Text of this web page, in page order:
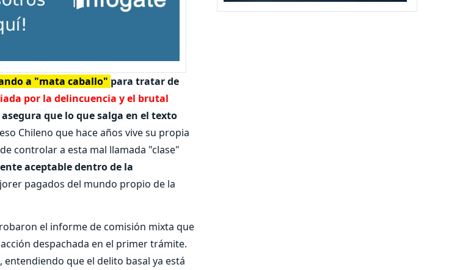
a "mata caballo" para tratar de
por la delincuencia y el brutal
que lo que salga en el texto
Chileno que hace años vive su propia
controlar a esta mal llamada "clase"
aceptable dentro de la
pagados del mundo propio de la
el informe de comisión mixta que
despachada en el primer trámite.
, entendiendo que el delito basal ya está